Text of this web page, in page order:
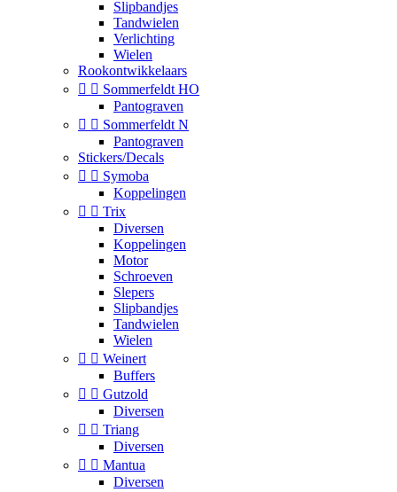
Slipbandjes
Tandwielen
Verlichting
Wielen
Rookontwikkelaars
  Sommerfeldt HO
Pantograven
  Sommerfeldt N
Pantograven
Stickers/Decals
  Symoba
Koppelingen
  Trix
Diversen
Koppelingen
Motor
Schroeven
Slepers
Slipbandjes
Tandwielen
Wielen
  Weinert
Buffers
  Gutzold
Diversen
  Triang
Diversen
  Mantua
Diversen